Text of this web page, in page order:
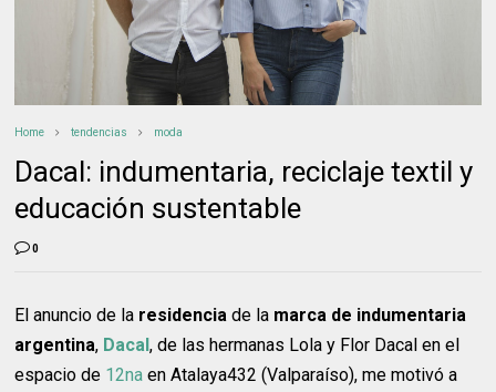
Home tendencias moda
Dacal: indumentaria, reciclaje textil y
educación sustentable
0
El anuncio de la residencia de la marca de indumentaria
argentina, Dacal, de las hermanas Lola y Flor Dacal en el
espacio de 12na en Atalaya432 (Valparaíso), me motivó a